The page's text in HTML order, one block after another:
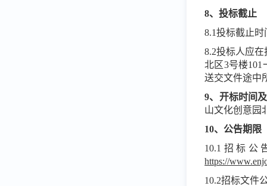
8、投标截止
8.1投标截止时
8.2投标人应
北区3号楼101
送交文件途中
9、开标时间
山文化创意园
10、公告期限
10.1招标
https://
10.2招标文件